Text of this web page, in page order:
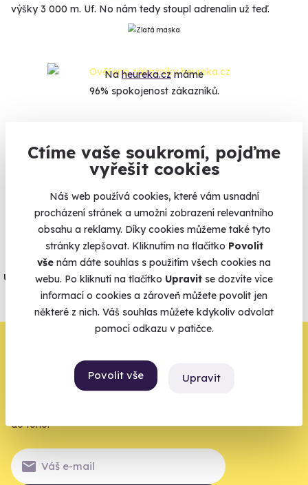
Ctíme vaše soukromí, pojďme
vyřešit cookies
Náš web používá cookies, které vám usnadní
procházení stránek a umožní zobrazení relevantního
obsahu a reklamy. Díky cookies můžeme také tyto
stránky zlepšovat. Kliknutím na tlačítko Povolit
vše nám dáte souhlas s použitím všech cookies na
webu. Po kliknutí na tlačítko Upravit se dozvíte více
informací o cookies a zároveň můžete povolit jen
některé z nich. Váš souhlas můžete kdykoliv odvolat
pomocí odkazu v patičce.
Povolit vše Upravit
výšky 3 000 m. Uf. No nám tedy stoupl adrenalin už teď.
Naheureka.czmáme
96% spokojenost zákazníků.
Co si o nás myslí
Zobraz ohlasy
Vše umíme pojistit
Jeden nikdy neví. Máme nejvyšší
úrazové pojištění z nabídky zážitkových
agentur.
Vše o pojištění
zbytek zařídíme my
do toho.